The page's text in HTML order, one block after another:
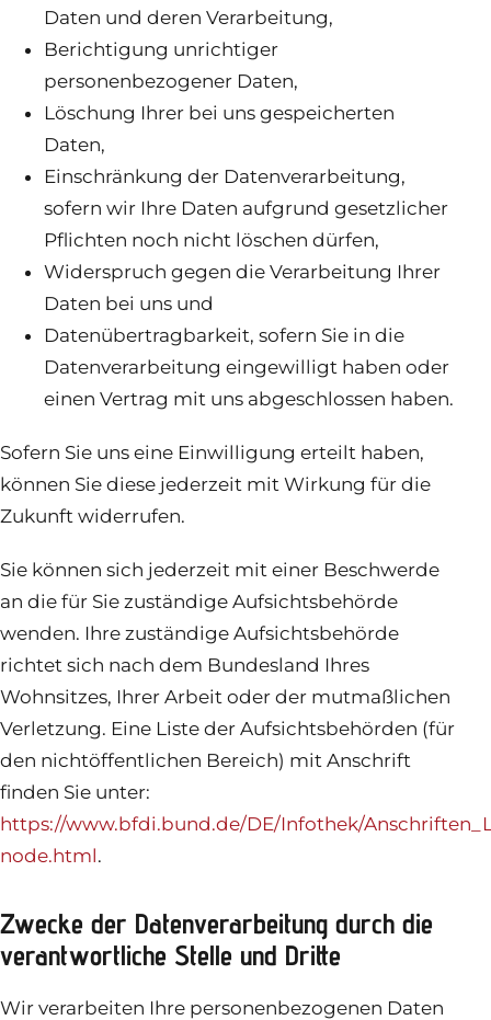
Daten und deren Verarbeitung,
Berichtigung unrichtiger
personenbezogener Daten,
Löschung Ihrer bei uns gespeicherten
Daten,
Einschränkung der Datenverarbeitung,
sofern wir Ihre Daten aufgrund gesetzlicher
Pflichten noch nicht löschen dürfen,
Widerspruch gegen die Verarbeitung Ihrer
Daten bei uns und
Datenübertragbarkeit, sofern Sie in die
Datenverarbeitung eingewilligt haben oder
einen Vertrag mit uns abgeschlossen haben.
Sofern Sie uns eine Einwilligung erteilt haben,
können Sie diese jederzeit mit Wirkung für die
Zukunft widerrufen.
Sie können sich jederzeit mit einer Beschwerde
an die für Sie zuständige Aufsichtsbehörde
wenden. Ihre zuständige Aufsichtsbehörde
richtet sich nach dem Bundesland Ihres
Wohnsitzes, Ihrer Arbeit oder der mutmaßlichen
Verletzung. Eine Liste der Aufsichtsbehörden (für
den nichtöffentlichen Bereich) mit Anschrift
finden Sie unter:
https://www.bfdi.bund.de/DE/Infothek/
node.html.
Zwecke der Datenverarbeitung durch die
verantwortliche Stelle und Dritte
Wir verarbeiten Ihre personenbezogenen Daten